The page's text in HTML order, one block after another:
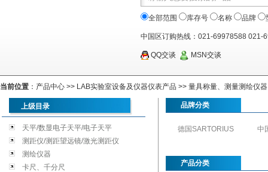
全部范围 库存号 名称 品牌
中国区订购热线：021-69978588 021-
QQ交谈 MSN交谈
当前位置 ： 产品中心 >> LAB实验室设备及仪器仪表产品 >> 量具称量、测量测绘仪器
上级目录
天平/数显电子天平/电子天平
测距仪/测距望远镜/激光测距仪
测绘仪器
卡尺、千分尺
品牌分类
德国SARTORIUS 中
产品分类